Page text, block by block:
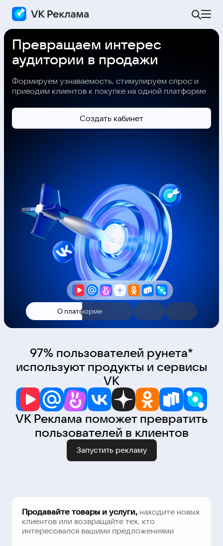
Превращаем интерес
аудитории в продажи
Формируем узнаваемость, стимулируем спрос и
приводим клиентов к покупке на одной платформе
Cоздать кабинет
О платформе
97% пользователей рунета*
используют продукты и сервисы
VK
VK Реклама поможет превратить
пользователей в клиентов
Запустить рекламу
Продавайте товары и услуги, находите новых
клиентов или возвращайте тех, кто
интересовался вашими предложениями